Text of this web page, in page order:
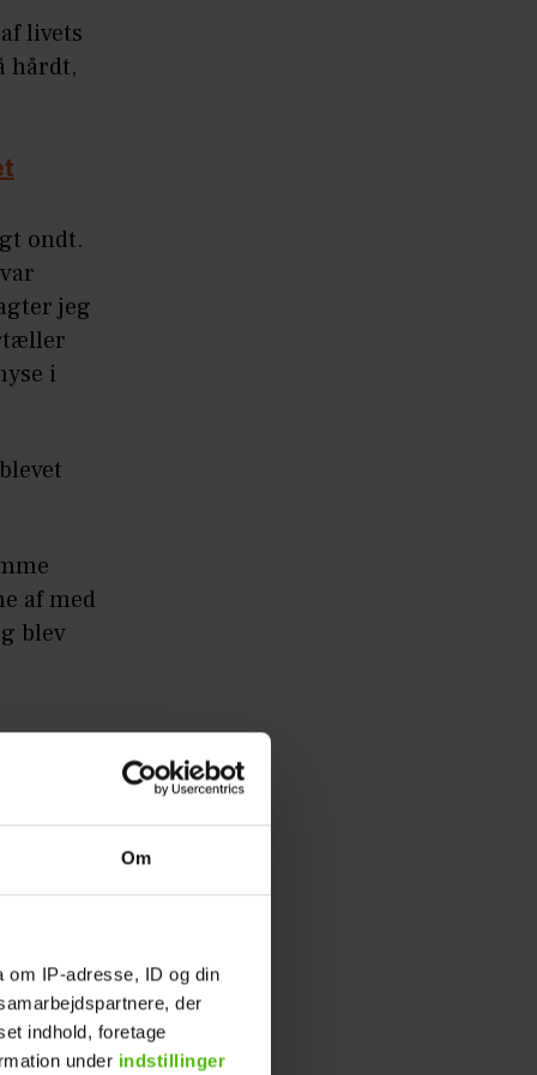
Om
om IP-adresse, ID og din
der
indhold, foretage
under indstillinger
livets
hårdt,
ondt.
jeg
i
af med
blev